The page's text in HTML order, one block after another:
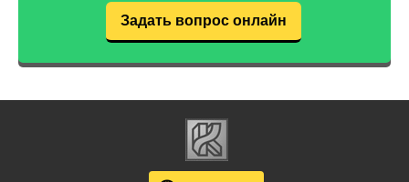
Задать вопрос онлайн